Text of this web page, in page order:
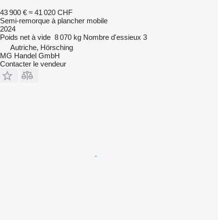
43 900 € ≈ 41 020 CHF
Semi-remorque à plancher mobile
2024
Poids net à vide 8 070 kg Nombre d'essieux 3
Autriche, Hörsching
MG Handel GmbH
Contacter le vendeur